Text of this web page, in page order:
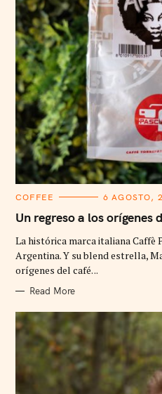
C
T
E
O
R
I
E
COFFEE 6 AGOSTO,
Un regreso a los orígenes
La histórica marca italiana Caffè
Argentina. Y su blend estrella,
orígenes del café. ..
Read More